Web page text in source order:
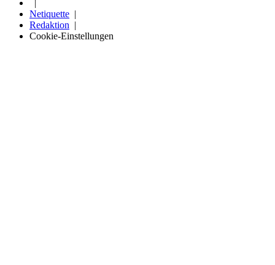
Netiquette
Redaktion
Cookie-Einstellungen